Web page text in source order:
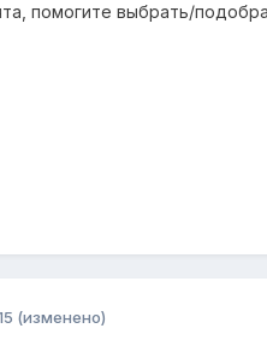
помогите выбрать/
(изменено)